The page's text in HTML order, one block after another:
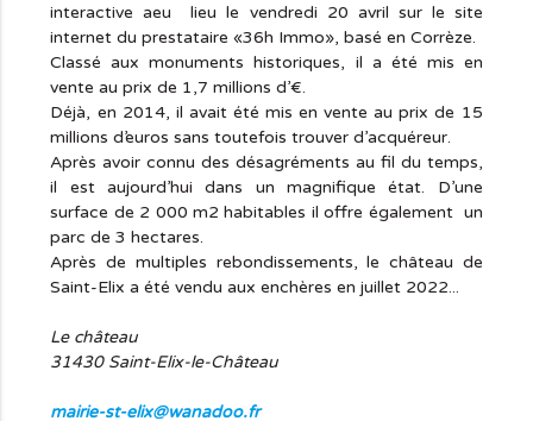
interactive aeu lieu le vendredi 20 avril sur le site
internet du prestataire «36h Immo», basé en Corrèze.
Classé aux monuments historiques, il a été mis en
vente au prix de 1,7 millions d’€.
Déjà, en 2014, il avait été mis en vente au prix de 15
millions d’euros sans toutefois trouver d’acquéreur.
Après avoir connu des désagréments au fil du temps,
il est aujourd’hui dans un magnifique état. D’une
surface de 2 000 m2 habitables il offre également un
parc de 3 hectares.
Après de multiples rebondissements, le château de
Saint-Elix a été vendu aux enchères en juillet 2022...
Le château
31430 Saint-Elix-le-Château
mairie-st-elix@wanadoo.fr